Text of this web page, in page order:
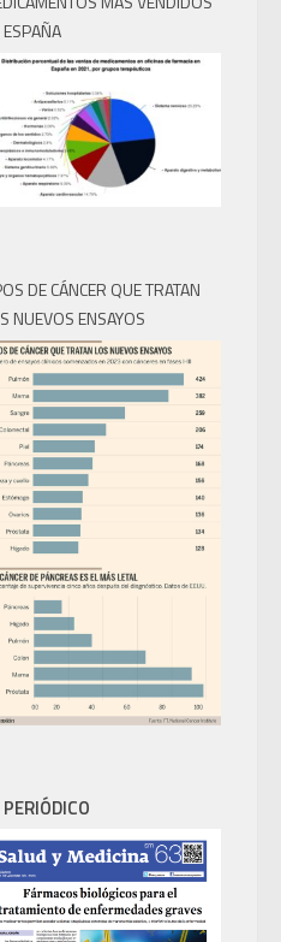
ESPAÑA
DE CÁNCER QUE TRATAN
NUEVOS ENSAYOS